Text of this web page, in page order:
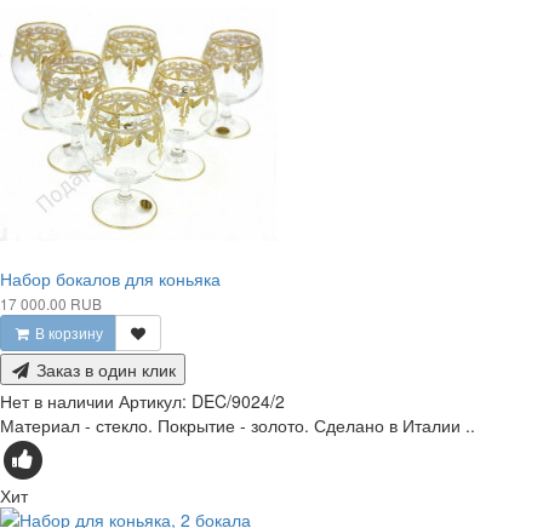
Набор бокалов для коньяка
17 000.00 RUB
В корзину
Заказ в один клик
Нет в наличии Артикул: DEC/9024/2
Материал - стекло. Покрытие - золото. Сделано в Италии ..
Хит